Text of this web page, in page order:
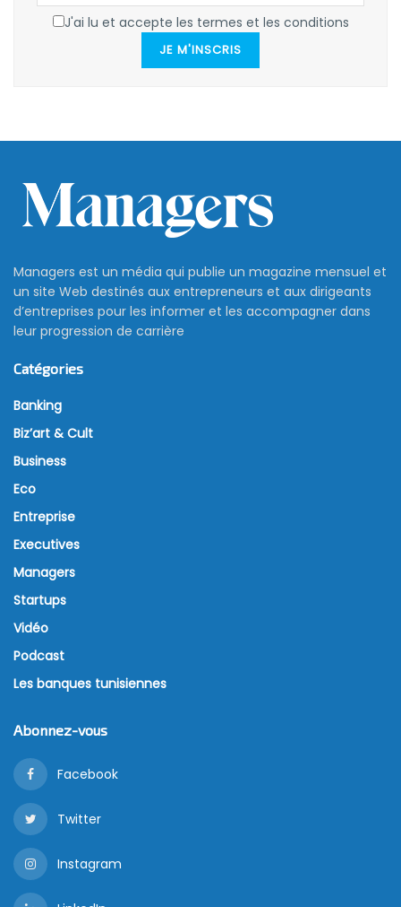
J'ai lu et accepte les termes et les conditions
JE M'INSCRIS
Managers est un média qui publie un magazine mensuel et
un site Web destinés aux entrepreneurs et aux dirigeants
d’entreprises pour les informer et les accompagner dans
leur progression de carrière
Catégories
Banking
Biz’art & Cult
Business
Eco
Entreprise
Executives
Managers
Startups
Vidéo
Podcast
Les banques tunisiennes
Abonnez-vous
Facebook
Twitter
Instagram